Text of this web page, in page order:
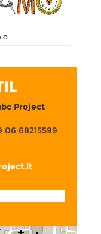
Project
06 68215599